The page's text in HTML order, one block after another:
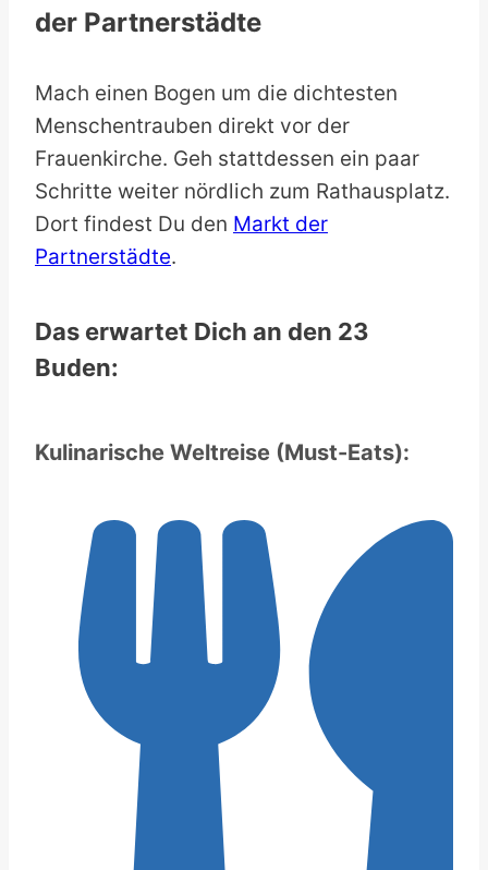
der Partnerstädte
Mach einen Bogen um die dichtesten
Menschentrauben direkt vor der
Frauenkirche. Geh stattdessen ein paar
Schritte weiter nördlich zum Rathausplatz.
Dort findest Du den Markt der
Partnerstädte.
Das erwartet Dich an den 23
Buden:
Kulinarische Weltreise (Must-Eats):